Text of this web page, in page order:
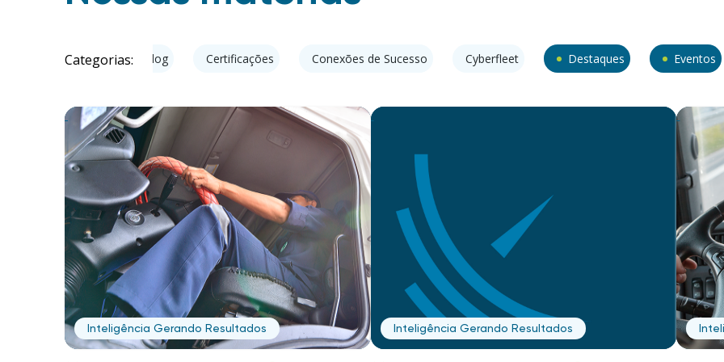
Categorias:
nos Esportes Blog Certificações Conexões de Sucesso Cyberfleet Destaques Eventos
Inteligência Gerando Resultados Inteligência Gerando Resultados